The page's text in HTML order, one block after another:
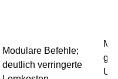
Modulare Befehle;
deutlich verringerte